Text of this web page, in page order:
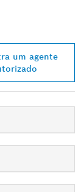
um agente